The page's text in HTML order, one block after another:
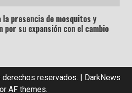
presencia de mosquitos y
por su expansión con el cambio
reservados. | DarkNews
AF themes.